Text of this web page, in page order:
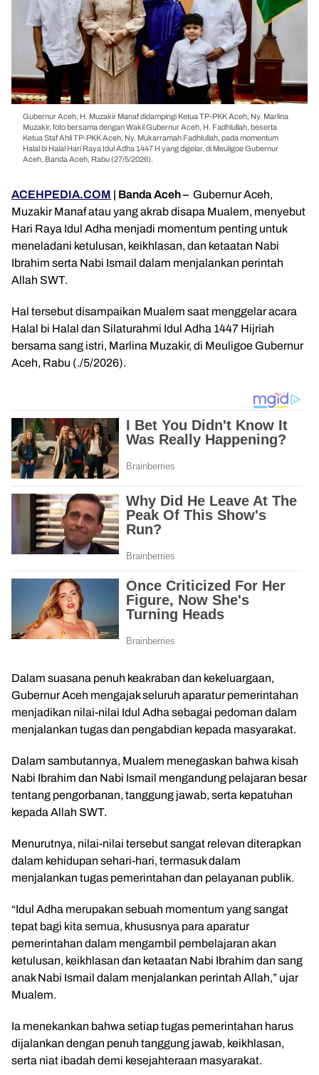
Gubernur Aceh, H. Muzakir Manaf didampingi Ketua TP-PKK Aceh, Ny. Marlina
Muzakir, foto bersama dengan Wakil Gubernur Aceh, H. Fadhlullah, beserta
Ketua Staf Ahli TP-PKK Aceh, Ny. Mukarramah Fadhlullah, pada momentum
Halal bi Halal Hari Raya Idul Adha 1447 H yang digelar, di Meuligoe Gubernur
Aceh, Banda Aceh, Rabu (27/5/2026).
ACEHPEDIA.COM | Banda Aceh – GubernurAceh,
Muzakir Manafatau yang akrab disapa Mualem, menyebut
Hari Raya Idul Adha menjadi momentum penting untuk
meneladani ketulusan, keikhlasan, dan ketaatan Nabi
Ibrahim serta Nabi Ismail dalam menjalankan perintah
Allah SWT.
Hal tersebut disampaikan Mualem saat menggelar acara
Halal bi Halal dan Silaturahmi Idul Adha 1447 Hijriah
bersama sang istri, Marlina Muzakir, di Meuligoe Gubernur
Aceh, Rabu (./5/2026).
Dalam suasana penuh keakraban dan kekeluargaan,
Gubernur Aceh mengajak seluruh aparatur pemerintahan
menjadikan nilai-nilai Idul Adha sebagai pedoman dalam
menjalankan tugas dan pengabdian kepada masyarakat.
Dalam sambutannya, Mualem menegaskan bahwa kisah
Nabi Ibrahim dan Nabi Ismail mengandung pelajaran besar
tentang pengorbanan, tanggung jawab, serta kepatuhan
kepada Allah SWT.
Menurutnya, nilai-nilai tersebut sangat relevan diterapkan
dalam kehidupan sehari-hari, termasuk dalam
menjalankan tugas pemerintahan dan pelayanan publik.
“Idul Adha merupakan sebuah momentum yang sangat
tepat bagi kita semua, khususnya para aparatur
pemerintahan dalam mengambil pembelajaran akan
ketulusan, keikhlasan dan ketaatan Nabi Ibrahim dan sang
anak Nabi Ismail dalam menjalankan perintah Allah,” ujar
Mualem.
Ia menekankan bahwa setiap tugas pemerintahan harus
dijalankan dengan penuh tanggung jawab, keikhlasan,
serta niat ibadah demi kesejahteraan masyarakat.